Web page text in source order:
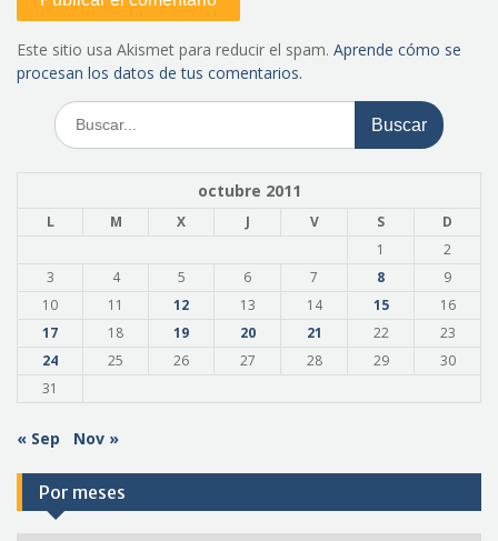
Este sitio usa Akismet para reducir el spam. Aprende cómo se
procesan los datos de tus comentarios.
Buscar:
octubre 2011
L M X J V S
D
1
2
3
4 5 6 7 8
9
10
11 12 13 14 15
16
17
18 19 20 21 22
23
24
25 26 27 28 29
30
31
« Sep Nov »
Por meses